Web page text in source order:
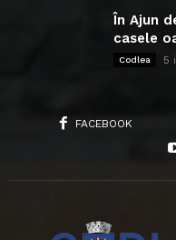
În Ajun
casele
Codlea 5
FACEBOOK